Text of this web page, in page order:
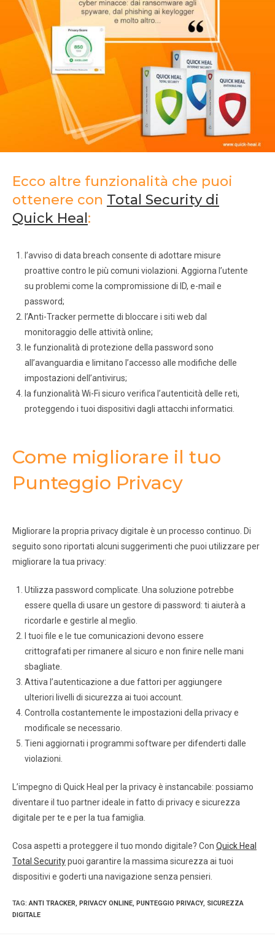
Ecco altre funzionalità che puoi
ottenere con Total Security di
Quick Heal :
l’avviso di data breach consente di adottare misure
proattive contro le più comuni violazioni. Aggiorna l’utente
su problemi come la compromissione di ID, e-mail e
password;
l’Anti-Tracker permette di bloccare i siti web dal
monitoraggio delle attività online;
le funzionalità di protezione della password sono
all’avanguardia e limitano l’accesso alle modifiche delle
impostazioni dell’antivirus;
la funzionalità Wi-Fi sicuro verifica l’autenticità delle reti,
proteggendo i tuoi dispositivi dagli attacchi informatici.
Come migliorare il tuo
Punteggio Privacy
Migliorare la propria privacy digitale è un processo continuo. Di
seguito sono riportati alcuni suggerimenti che puoi utilizzare per
migliorare la tua privacy:
Utilizza password complicate. Una soluzione potrebbe
essere quella di usare un gestore di password: ti aiuterà a
ricordarle e gestirle al meglio.
I tuoi file e le tue comunicazioni devono essere
crittografati per rimanere al sicuro e non finire nelle mani
sbagliate.
Attiva l’autenticazione a due fattori per aggiungere
ulteriori livelli di sicurezza ai tuoi account.
Controlla costantemente le impostazioni della privacy e
modificale se necessario.
Tieni aggiornati i programmi software per difenderti dalle
violazioni.
L’impegno di Quick Heal per la privacy è instancabile: possiamo
diventare il tuo partner ideale in fatto di privacy e sicurezza
digitale per te e per la tua famiglia.
Cosa aspetti a proteggere il tuo mondo digitale? Con Quick Heal
Total Securitypuoi garantire la massima sicurezza ai tuoi
dispositivi e goderti una navigazione senza pensieri.
TAG:ANTI TRACKER, PRIVACY ONLINE, PUNTEGGIO PRIVACY, SICUREZZA
DIGITALE